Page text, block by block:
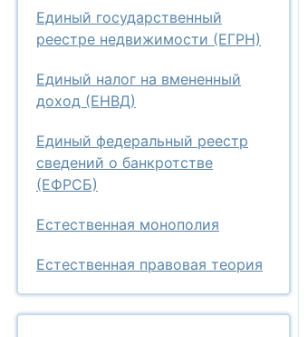
Единый государственный
реестре недвижимости (ЕГРН)
Единый налог на вмененный
доход (ЕНВД)
Единый федеральный реестр
сведений о банкротстве
(ЕФРСБ)
Естественная монополия
Естественная правовая теория